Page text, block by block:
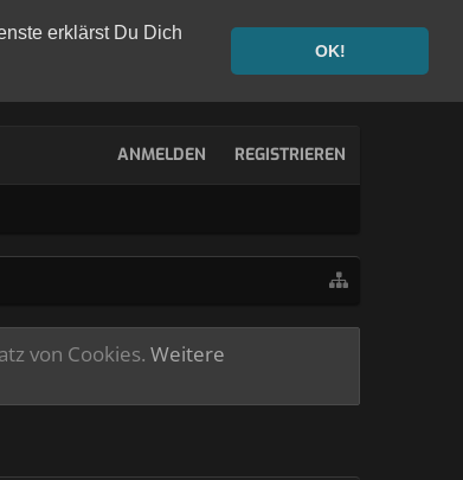
erklärst Du Dich
OK!
ANMELDEN REGISTRIEREN
von Cookies. Weitere